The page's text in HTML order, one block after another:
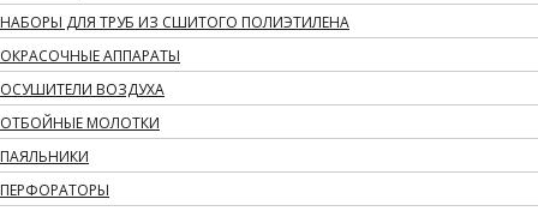
НАБОРЫ ДЛЯ ТРУБ ИЗ СШИТОГО ПОЛИЭТИЛЕНА
ОКРАСОЧНЫЕ АППАРАТЫ
ОСУШИТЕЛИ ВОЗДУХА
ОТБОЙНЫЕ МОЛОТКИ
ПАЯЛЬНИКИ
ПЕРФОРАТОРЫ